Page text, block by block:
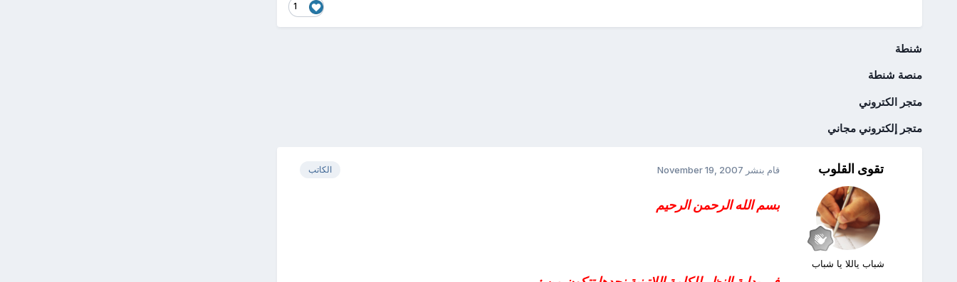
1
شنطة
منصة شنطة
متجر الكتروني
متجر إلكتروني مجاني
تقوى القلوب
شباب ياللا يا شباب
الكاتب قام بنشر November 19, 2007
بسم الله الرحمن الرحيم